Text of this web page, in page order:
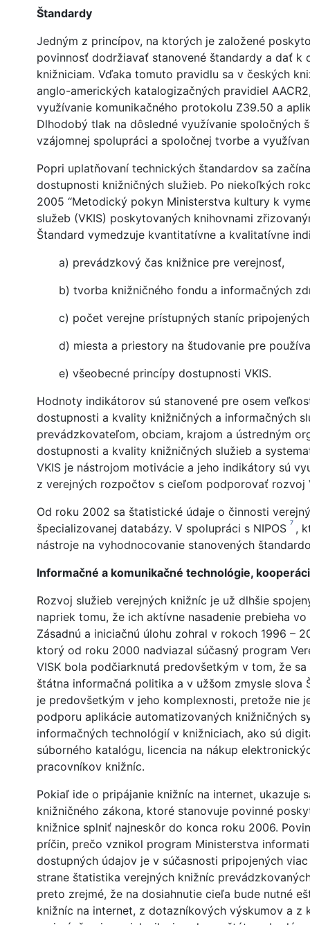
Štandardy
Jedným z princípov, na ktorých je založené
povinnosť dodržiavať stanovené štandardy a dať
knižniciam. Vďaka tomuto pravidlu sa v českých
anglo-amerických katalogizačných pravidiel
využívanie komunikačného protokolu Z39.50 a
Dlhodobý tlak na dôsledné využívanie spoločných
vzájomnej spolupráci a spoločnej tvorbe a
Popri uplatňovaní technických štandardov sa
dostupnosti knižničných služieb. Po niekoľkých
2005 “Metodický pokyn Ministerstva kultury k
služeb (VKIS) poskytovaných knihovnami
Štandard vymedzuje kvantitatívne a kvalitatívne
a) prevádzkový čas knižnice pre verejnosť,
b) tvorba knižničného fondu a informačných
c) počet verejne prístupných staníc
d) miesta a priestory na študovanie pre
e) všeobecné princípy dostupnosti VKIS.
Hodnoty indikátorov sú stanovené pre osem
dostupnosti a kvality knižničných a informačných
prevádzkovateľom, obciam, krajom a ústredným
dostupnosti a kvality knižničných služieb a
VKIS je nástrojom motivácie a jeho indikátory sú
z verejných rozpočtov s cieľom podporovať rozvoj
Od roku 2002 sa štatistické údaje o činnosti
špecializovanej databázy. V spolupráci s NIPOS 7 ,
nástroje na vyhodnocovanie stanovených
Informačné a komunikačné technológie,
Rozvoj služieb verejných knižníc je už dlhšie
napriek tomu, že ich aktívne nasadenie prebieha
Zásadnú a iniciačnú úlohu zohral v rokoch 1996 –
ktorý od roku 2000 nadviazal súčasný program
VISK bola podčiarknutá predovšetkým v tom, že
štátna informačná politika a v užšom zmysle
je predovšetkým v jeho komplexnosti, pretože nie
podporu aplikácie automatizovaných knižničných
informačných technológií v knižniciach, ako sú
súborného katalógu, licencia na nákup
pracovníkov knižníc.
Pokiaľ ide o pripájanie knižníc na internet,
knižničného zákona, ktoré stanovuje povinné
knižnice splniť najneskôr do konca roku 2006.
príčin, prečo vznikol program Ministerstva
dostupných údajov je v súčasnosti pripojených
strane štatistika verejných knižníc
preto zrejmé, že na dosiahnutie cieľa bude nutné
knižníc na internet, z dotazníkových výskumov a